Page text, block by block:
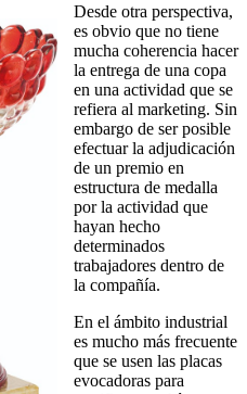
Desde otra perspectiva,
es obvio que no tiene
mucha coherencia hacer
la entrega de una copa
en una actividad que se
refiera al marketing. Sin
embargo de ser posible
efectuar la adjudicación
de un premio en
estructura de medalla
por la actividad que
hayan hecho
determinados
trabajadores dentro de
la compañía.
En el ámbito industrial
es mucho más frecuente
que se usen las placas
evocadoras para